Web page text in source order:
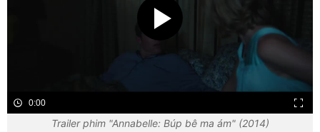
0:00
Trailer phim "Annabelle: Búp bê ma ám" (2014)